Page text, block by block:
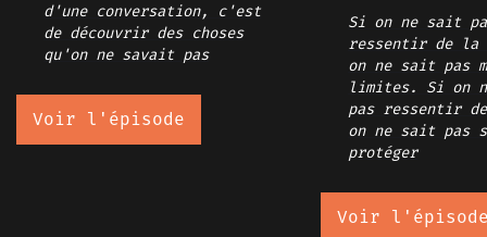
d'une conversation, c'est
de découvrir des choses
qu'on ne savait pas
Voir l'épisode
Si on ne sait
ressentir de la
on ne sait pas
limites. Si on
pas ressentir
on ne sait pas
protéger
Voir